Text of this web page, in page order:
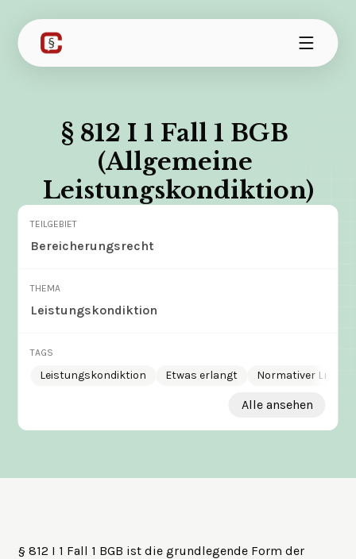
§ 812 I 1 Fall 1 BGB
(Allgemeine
Leistungskondiktion)
TEILGEBIET
Bereicherungsrecht
THEMA
Leistungskondiktion
TAGS
Leistungskondiktion Etwas erlangt Normativer
Alle ansehen
§ 812 I 1 Fall 1 BGB ist die grundlegende Form der